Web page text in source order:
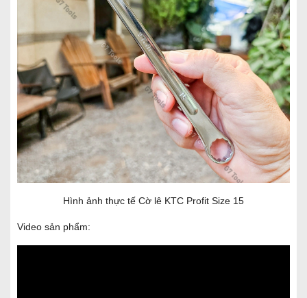
Hình ảnh thực tế Cờ lê KTC Profit Size 15
Video sản phẩm: